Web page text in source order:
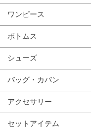
ワンピース
ボトムス
シューズ
バッグ・カバン
アクセサリー
セットアイテム